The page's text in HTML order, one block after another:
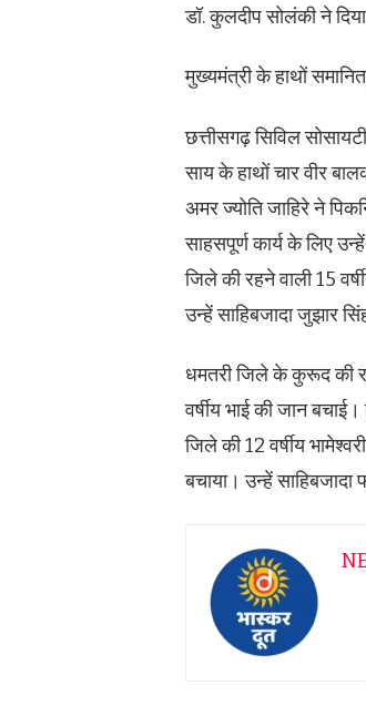
डॉ. कुलदीप सोलंकी ने दिया
मुख्यमंत्री के हाथों
छत्तीसगढ़ सिविल
साय के हाथों चार वीर
अमर ज्योति जाहिरे ने
साहसपूर्ण कार्य के लिए
जिले की रहने वाली 15
उन्हें साहिबजादा जुझार
धमतरी जिले के कुरूद की
वर्षीय भाई की जान
जिले की 12 वर्षीय
बचाया। उन्हें साहिबजादा